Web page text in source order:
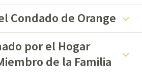
Condado de Orange
por el Hogar
de la Familia